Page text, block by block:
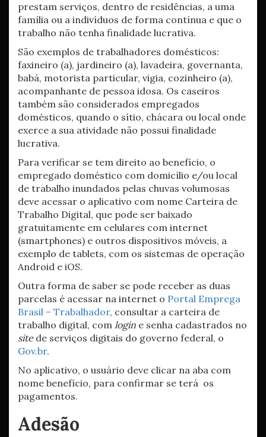
prestam serviços, dentro de residências, a uma
família ou a indivíduos de forma contínua e que o
trabalho não tenha finalidade lucrativa.
São exemplos de trabalhadores domésticos:
faxineiro (a), jardineiro (a), lavadeira, governanta,
babá, motorista particular, vigia, cozinheiro (a),
acompanhante de pessoa idosa. Os caseiros
também são considerados empregados
domésticos, quando o sítio, chácara ou local onde
exerce a sua atividade não possui finalidade
lucrativa.
Para verificar se tem direito ao benefício, o
empregado doméstico com domicílio e/ou local
de trabalho inundados pelas chuvas volumosas
deve acessar o aplicativo com nome Carteira de
Trabalho Digital, que pode ser baixado
gratuitamente em celulares com internet
(smartphones) e outros dispositivos móveis, a
exemplo de tablets, com os sistemas de operação
Android e iOS.
Outra forma de saber se pode receber as duas
parcelas é acessar na internet o Portal Emprega
Brasil – Trabalhador, consultar a carteira de
trabalho digital, com login e senha cadastrados no
sitede serviços digitais do governo federal, o
Gov.br.
No aplicativo, o usuário deve clicar na aba com
nome benefício, para confirmar se terá os
pagamentos.
Adesão